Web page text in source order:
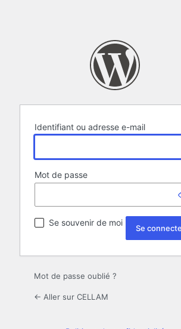
Identifiant ou adresse e-mail
Mot de passe
Se souvenir de moi
Mot de passe oublié ?
← Aller sur CELLAM